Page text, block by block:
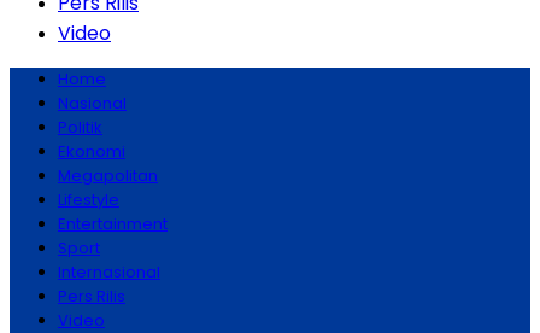
Video
Home
Nasional
Politik
Ekonomi
Megapolitan
Lifestyle
Entertainment
Sport
Internasional
Pers Rilis
Video